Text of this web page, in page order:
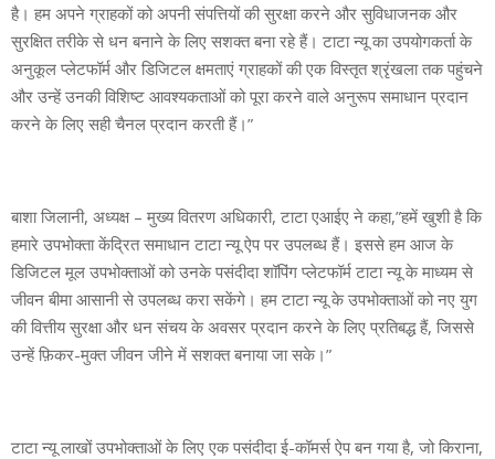
है। हम अपने ग्राहकों को अपनी संपत्तियों की सुरक्षा करने और सुविधाजनक और
सुरक्षित तरीके से धन बनाने के लिए सशक्त बना रहे हैं। टाटा न्यू का उपयोगकर्ता के
अनुकूल प्लेटफॉर्म और डिजिटल क्षमताएं ग्राहकों की एक विस्तृत श्रृंखला तक पहुंचने
और उन्हें उनकी विशिष्ट आवश्यकताओं को पूरा करने वाले अनुरूप समाधान प्रदान
करने के लिए सही चैनल प्रदान करती हैं।”
बाशा जिलानी, अध्यक्ष – मुख्य वितरण अधिकारी, टाटा एआईए ने कहा,”हमें खुशी है कि
हमारे उपभोक्ता केंद्रित समाधान टाटा न्यू ऐप पर उपलब्ध हैं। इससे हम आज के
डिजिटल मूल उपभोक्ताओं को उनके पसंदीदा शॉपिंग प्लेटफॉर्म टाटा न्यू के माध्यम से
जीवन बीमा आसानी से उपलब्ध करा सकेंगे। हम टाटा न्यू के उपभोक्ताओं को नए युग
की वित्तीय सुरक्षा और धन संचय के अवसर प्रदान करने के लिए प्रतिबद्ध हैं, जिससे
उन्हें फ़िकर-मुक्त जीवन जीने में सशक्त बनाया जा सके।”
टाटा न्यू लाखों उपभोक्ताओं के लिए एक पसंदीदा ई-कॉमर्स ऐप बन गया है, जो किराना,